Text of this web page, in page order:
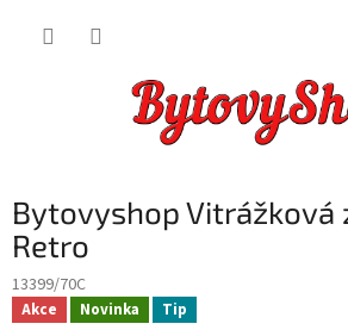
Bytovyshop Vitrážková
Retro
13399/70C
Akce Novinka Tip